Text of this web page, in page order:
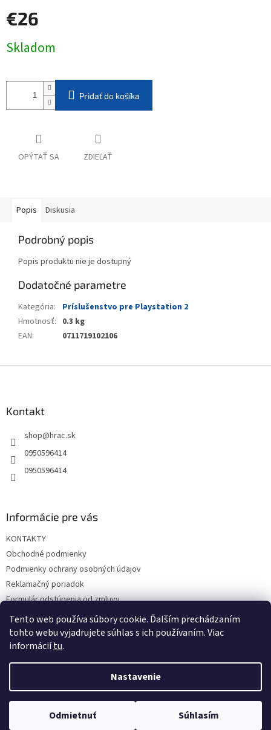
Tento web používa súbory cookie. Ďalším prechádzaním
tohto webu vyjadrujete súhlas s ich používaním. Viac
informáciítu.
Nastavenie
Odmietnuť Súhlasím
€26
cena:
Skladom
Pridať do košíka
OPÝTAŤ SA ZDIEĽAŤ
Popis Diskusia
Podrobný popis
Popis produktu nie je dostupný
Dodatočné parametre
Kategória:
Príslušenstvo pre Playstation 2
Hmotnosť: 0.3 kg
EAN: 0711719102106
Kontakt
shop@hrac.sk
0950596414
0950596414
Informácie pre vás
KONTAKTY
Obchodné podmienky
Podmienky ochrany osobných údajov
Reklamačný poriadok
Formulár odstúpenia od zmluvy
Reklamačný formulár
Copyright 2026hrac.sk. Všetky práva vyhradené.Upraviť